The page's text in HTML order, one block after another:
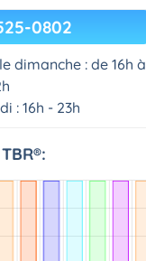
0802
dimanche : de 16h à
: 16h - 23h